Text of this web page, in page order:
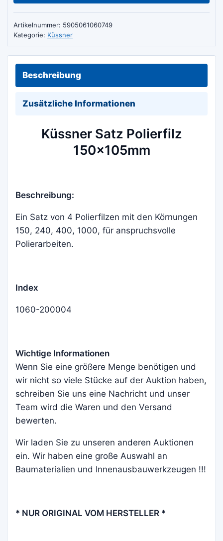
Artikelnummer: 5905061060749
Kategorie: Küssner
Beschreibung
Zusätzliche Informationen
Küssner Satz Polierfilz
150x105mm
Beschreibung:
Ein Satz von 4 Polierfilzen mit den Körnungen
150, 240, 400, 1000, für anspruchsvolle
Polierarbeiten.
Index
1060-200004
Wichtige Informationen
Wenn Sie eine größere Menge benötigen und
wir nicht so viele Stücke auf der Auktion haben,
schreiben Sie uns eine Nachricht und unser
Team wird die Waren und den Versand
bewerten.
Wir laden Sie zu unseren anderen Auktionen
ein. Wir haben eine große Auswahl an
Baumaterialien und Innenausbauwerkzeugen !!!
* NUR ORIGINAL VOM HERSTELLER *